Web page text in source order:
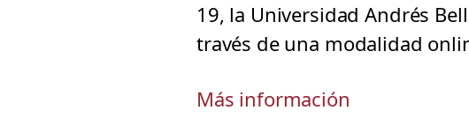
19, la Universidad Andrés
través de una modalidad
Más información